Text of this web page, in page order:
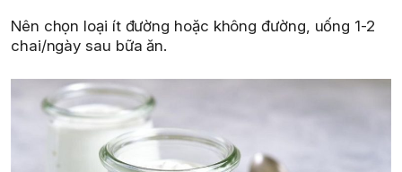
Nên chọn loại ít đường hoặc không đường, uống 1-2
chai/ngày sau bữa ăn.